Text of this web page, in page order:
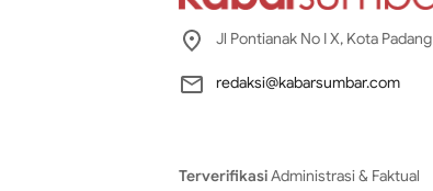
Jl Pontianak No I X, Kota Padang
redaksi@kabarsumbar.com
TerverifikasiAdministrasi & Faktual